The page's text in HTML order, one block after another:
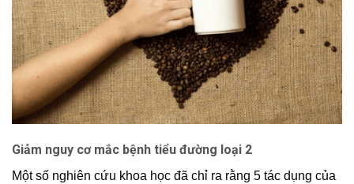
Giảm nguy cơ mắc bệnh tiểu đường loại 2
Một số nghiên cứu khoa học đã chỉ ra rằng 5 tác dụng của